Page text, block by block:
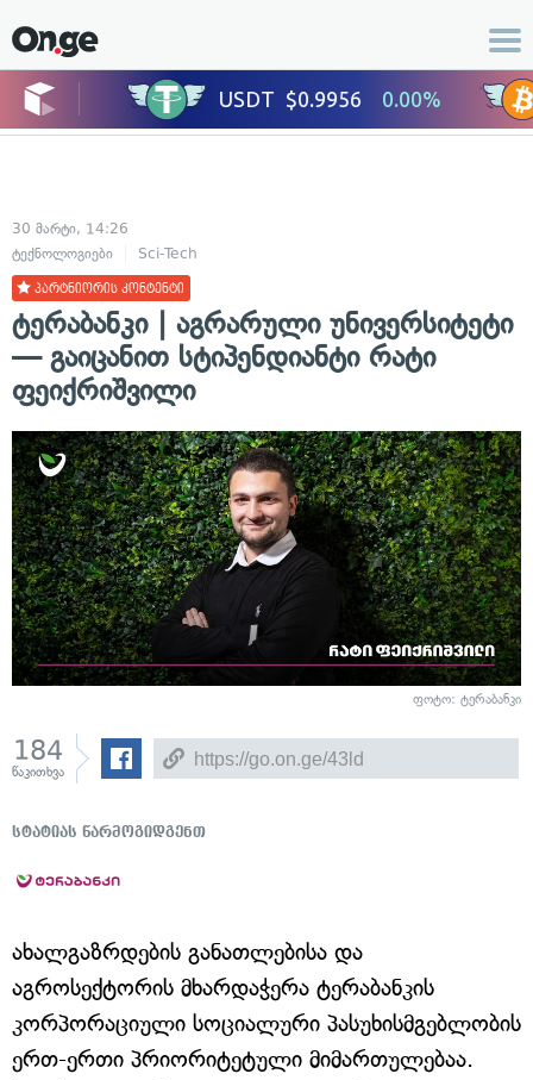
30 მარტი, 14:26
ტექნოლოგიები
Sci-Tech
პარტნიორის კონტენტი
ტერაბანკი | აგრარული უნივერსიტეტი
— გაიცანით სტიპენდიანტი რატი
ფეიქრიშვილი
ფოტო: ტერაბანკი
184
წაკითხვა
სტატიას წარმოგიდგენთ
ახალგაზრდების განათლებისა და
აგროსექტორის მხარდაჭერა ტერაბანკის
კორპორაციული სოციალური პასუხისმგებლობის
ერთ-ერთი პრიორიტეტული მიმართულებაა.